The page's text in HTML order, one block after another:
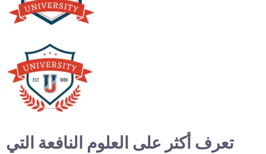
تعرف أكثر على العلوم النافعة التي